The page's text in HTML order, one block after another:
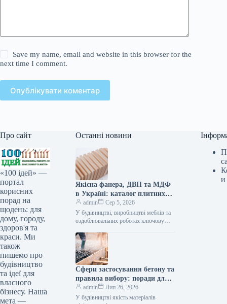
Save my name, email and website in this browser for the
next time I comment.
Опублікувати коментар
Про сайт
«100 ідей» —
портал
корисних
порад на
щодень: для
дому, городу,
здоров'я та
краси. Ми
також
пишемо про
будівництво
та ідеї для
власного
бізнесу. Наша
мета —
Останні новини
Якісна фанера, ДВП та МДФ
в Україні: каталог плитних
матеріалів від «ВІН-ВУД»
admin
Сер 5, 2026
У будівництві, виробництві меблів та
оздоблювальних роботах ключову
сировини. Компанія «ВІН-ВУД» уже
тривалий час займається…
Сфери застосування бетону та
правила вибору: поради для
приватного й промислового
будівництва
admin
Лип 26, 2026
У будівництві якість матеріалів
и